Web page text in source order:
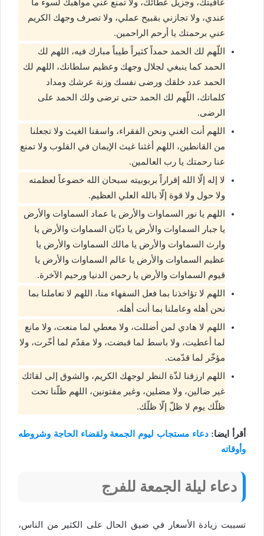
عافيتك، وجزيل عطائك، ولا تمنع عني مواهبك لسوء ما
عندي، ولا تجازني بقبيح عملي، ولا تصرف وجهك الكريم
عني برحمتك يا أرحم الراحمين.
اللّهم لك الحمد حمداً كثيراً طيباً مبارك فيه، اللهم لك
الحمد كما ينبغي لجلال وجهك وعظيم سلطانك، اللهم لك
الحمد عدد خلقك ورضى نفسك وزنة عرشك ومداد
كلماتك، اللّهم لك الحمد حتى ترضى ولك الحمد على
الرضى.
اللهم أنت الغني ونحن الفقراء، واسقنا الغيث ولا تجعلنا
من القانطين، اللهم أغثنا غيث الإيمان في القلوب ولا تمنع
عنا رحمتك يا رب العالمين.
لا إله إلّا الله إقراراً بربوبيته سبحان الله خضوعاً لعظمته
ولا حول ولا قوة إلّا بالله العلي العظيم.
اللهم يا نور السماوات والأرض يا عماد السماوات والأرض
يا جبار السماوات والأرض يا ديّان السماوات والأرض يا
وارث السماوات والأرض يا مالك السماوات والأرض يا
عظيم السماوات والأرض يا عالم السماوات والأرض يا
قيوم السماوات والأرض يا رحمن الدنيا ورحيم الآخرة.
اللهم لا تؤاخذنا بما فعل السفهاء منا، اللهم لا تعاملنا بما
نحن أهله وعاملنا بما أنت أهله.
اللهم لا هادي لمن أضللت، ولا معطي لما منعت، ولا مانع
لما أعطيت، ولا باسط لما قبضت، ولا مقدّم لما أخّرت، ولا
مؤخّر لما قدّمت.
اللهم ارزقنا لذّة النظر لوجهك الكريم، والشوق إلى لقائك
غير ضالين، ولا مضلين، وغير مفتونين، اللهم ظلّنا تحت
ظلّك يوم لا ظلّ إلّا ظلّك.
أقرأ ايضا:دعاء مستجاب ليوم الجمعة ولقضاء الحاجة وشروطه
وأوقاته
دعاء ليلة الجمعة للفرج
تسببت زيادة الأسعار في ضيق الحال على الكثير من الناس،